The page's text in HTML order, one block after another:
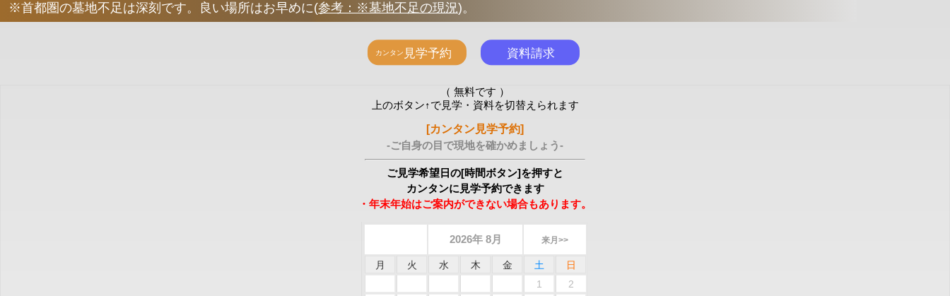
※首都圏の墓地不足は深刻です。良い場所はお早めに(参考：※墓地不足の現況)。
（ 無料です ）
上のボタン↑で見学・資料を切替えられます
[カンタン見学予約]
-ご自身の目で現地を確かめましょう-
ご見学希望日の[時間ボタン]を押すと
カンタンに見学予約できます
・年末年始はご案内ができない場合もあります。
2026年 8月 来月>>
月 火 水 木 金 土
日
1
2